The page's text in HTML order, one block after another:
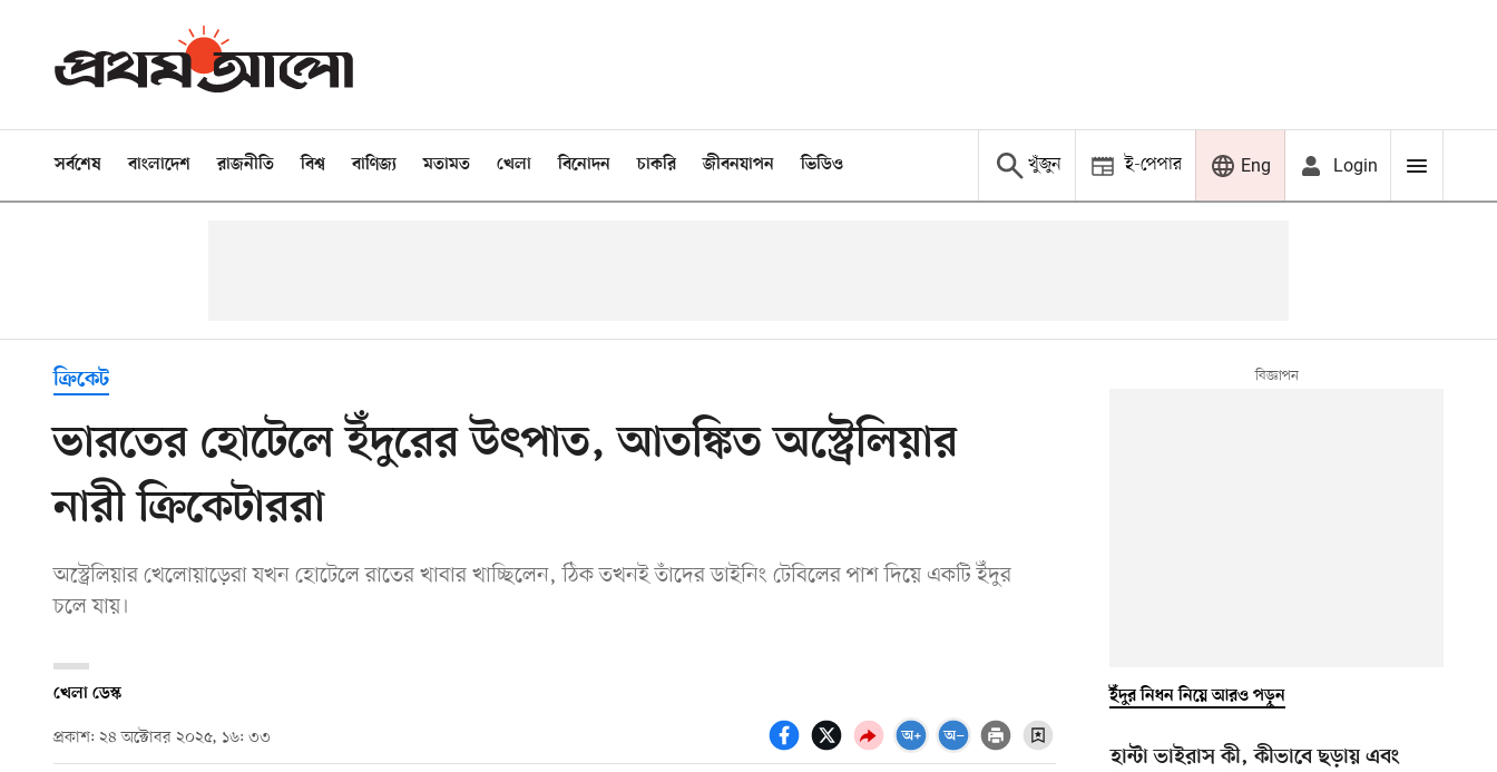
সর্বশেষ বাংলাদেশ রাজনীতি বিশ্ব বাণিজ্য মতামত খেলা বিনোদন চাকরি জীবনযাপন ভিডিও খুঁজুন ই-পেপার Eng Login
ক্রিকেট
ভারতের হোটেলে ইঁদুরের উৎপাত, আতঙ্কিত অস্ট্রেলিয়ার
নারী ক্রিকেটাররা
অস্ট্রেলিয়ার খেলোয়াড়েরা যখন হোটেলে রাতের খাবার খাচ্ছিলেন, ঠিক তখনই তাঁদের ডাইনিং টেবিলের পাশ দিয়ে একটি ইঁদুর
চলে যায়।
খেলা ডেস্ক
প্রকাশ: ২৪ অক্টোবর ২০২৫, ১৬: ৩৩
ইঁদুর নিধন নিয়ে আরও পড়ুন
হান্টা ভাইরাস কী, কীভাবে ছড়ায় এবং